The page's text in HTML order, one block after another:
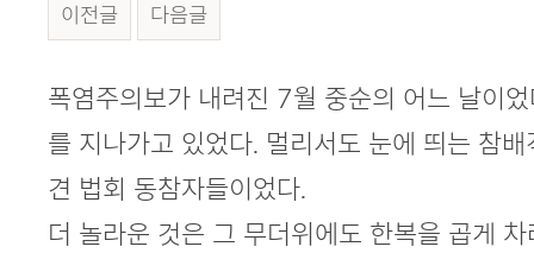
이전글 다음글
폭염주의보가 내려진 7월 중순의 어느 날이
를 지나가고 있었다. 멀리서도 눈에 띄는 참
견 법회 동참자들이었다.
더 놀라운 것은 그 무더위에도 한복을 곱게